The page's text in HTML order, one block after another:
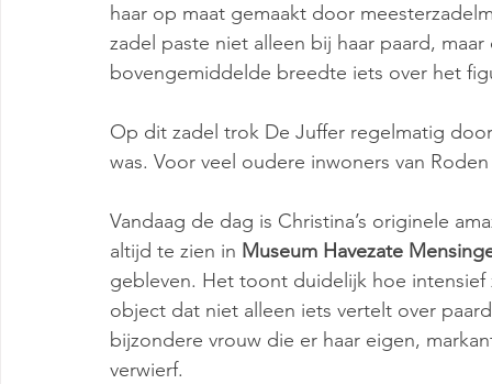
haar op maat gemaakt door
zadel paste niet alleen bij haar paard,
bovengemiddelde breedte iets over het
Op dit zadel trok De Juffer regelmatig
was. Voor veel oudere inwoners van
Vandaag de dag is Christina’s originele
altijd te zien in Museum Havezate
gebleven. Het toont duidelijk hoe
object dat niet alleen iets vertelt over
bijzondere vrouw die er haar eigen,
verwierf.